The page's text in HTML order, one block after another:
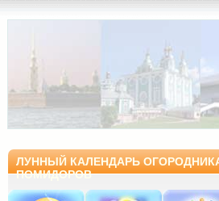
ЛУННЫЙ КАЛЕНДАРЬ
ПОМИДОРОВ